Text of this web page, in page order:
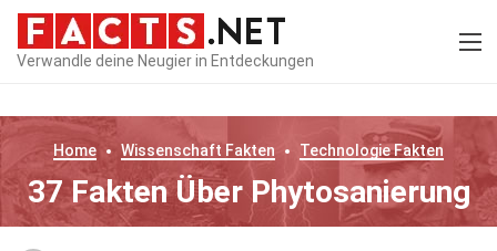
Verwandle deine Neugier in Entdeckungen
Home Wissenschaft Fakten TechnologieFakten
37 Fakten Über Phytosanierung